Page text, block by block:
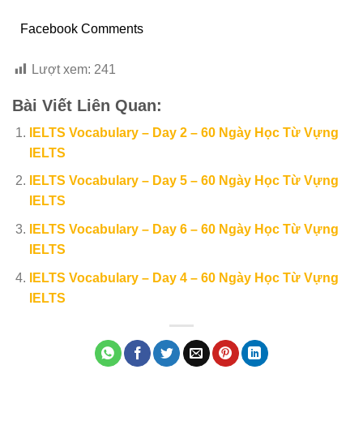
Facebook Comments
Lượt xem: 241
Bài Viết Liên Quan:
IELTS Vocabulary – Day 2 – 60 Ngày Học Từ Vựng
IELTS
IELTS Vocabulary – Day 5 – 60 Ngày Học Từ Vựng
IELTS
IELTS Vocabulary – Day 6 – 60 Ngày Học Từ Vựng
IELTS
IELTS Vocabulary – Day 4 – 60 Ngày Học Từ Vựng
IELTS